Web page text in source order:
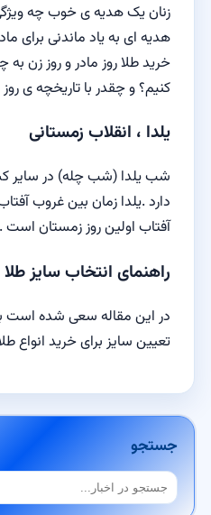
زنان یک هدیه ی خوب چه
هدیه ای به یاد ماندنی برای
خرید طلا روز مادر و روز زن
کنیم؟ و چقدر با تاریخچه ی
یلدا ، انقلاب زمستانی
شب یلدا (شب چله) در سایر
دارد .یلدا زمان بین غروب
آفتاب اولین روز زمستان است .
راهنمای انتخاب سایز
در این مقاله سعی شده
تعیین سایز برای خرید انواع
جستجو
جستجو